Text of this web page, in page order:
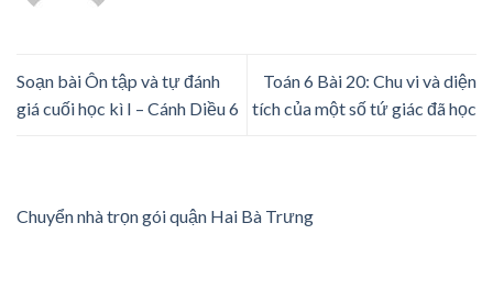
Soạn bài Ôn tập và tự đánh
giá cuối học kì I – Cánh Diều 6
Toán 6 Bài 20: Chu vi và diện
tích của một số tứ giác đã học
Chuyển nhà trọn gói quận Hai Bà Trưng